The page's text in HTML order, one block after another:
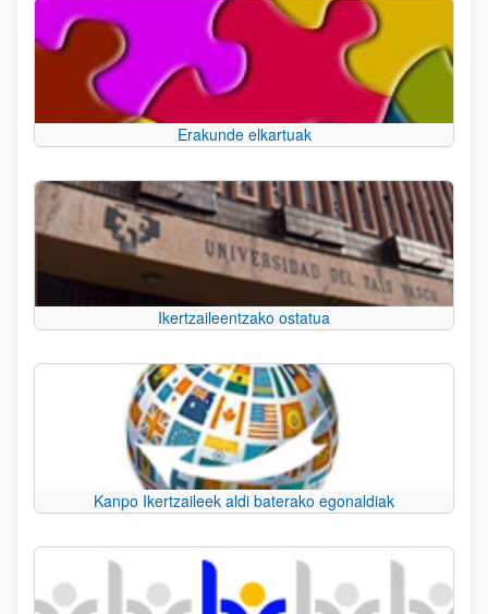
Erakunde elkartuak
Ikertzaileentzako ostatua
Kanpo Ikertzaileek aldi baterako egonaldiak